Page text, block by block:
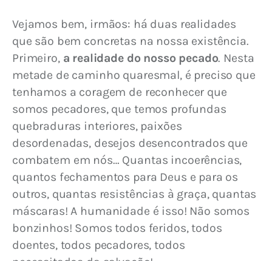
Vejamos bem, irmãos: há duas realidades
que são bem concretas na nossa existência.
Primeiro, a realidade do nosso pecado. Nesta
metade de caminho quaresmal, é preciso que
tenhamos a coragem de reconhecer que
somos pecadores, que temos profundas
quebraduras interiores, paixões
desordenadas, desejos desencontrados que
combatem em nós… Quantas incoerências,
quantos fechamentos para Deus e para os
outros, quantas resistências à graça, quantas
máscaras! A humanidade é isso! Não somos
bonzinhos! Somos todos feridos, todos
doentes, todos pecadores, todos